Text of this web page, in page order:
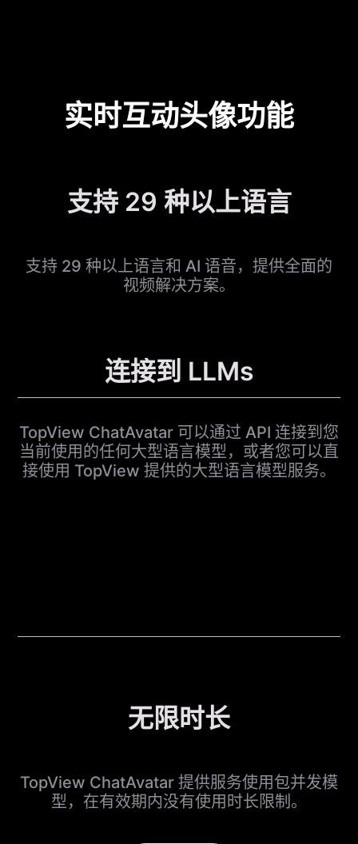
实时互动头像功能
支持 29 种以上语言
支持 29 种以上语言和 AI 语音，提供全面的
视频解决方案。
连接到 LLMs
TopView ChatAvatar 可以通过 API 连接到您
当前使用的任何大型语言模型，或者您可以直
接使用 TopView 提供的大型语言模型服务。
无限时长
TopView ChatAvatar 提供服务使用包并发模
型，在有效期内没有使用时长限制。